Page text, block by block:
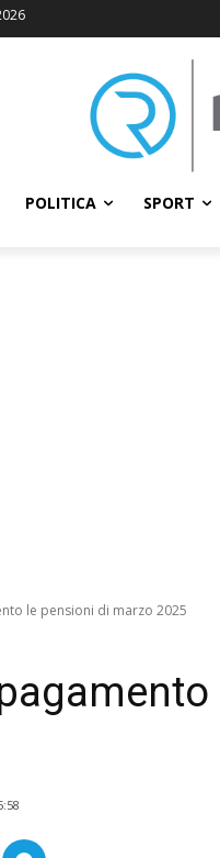
POLITICA SPORT
le pensioni di marzo 2025